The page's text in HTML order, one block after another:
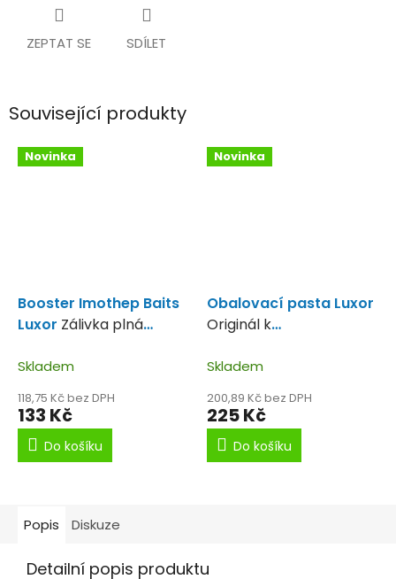
ZEPTAT SE SDÍLET
Související produkty
Novinka
Booster Imothep Baits
Luxor Zálivka plná
Skladem
118,75 Kč bez DPH
133 Kč
Do košíku
Novinka
Obalovací pasta Luxor
Originál k
Skladem
200,89 Kč bez DPH
225 Kč
Do košíku
Popis Diskuze
Detailní popis produktu